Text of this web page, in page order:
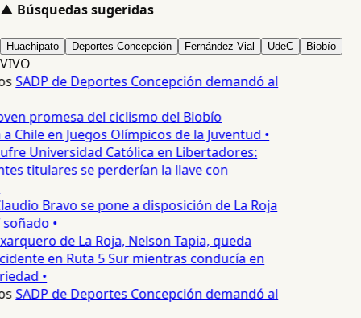
▲ Búsquedas sugeridas
Huachipato Deportes Concepción Fernández Vial UdeC Biobío
VIVO
SADP de Deportes Concepción demandó al
promesa del ciclismo del Biobío
Chile en Juegos Olímpicos de la Juventud •
Universidad Católica en Libertadores:
titulares se perderían la llave con
Bravo se pone a disposición de La Roja
•
de La Roja, Nelson Tapia, queda
en Ruta 5 Sur mientras conducía en
•
SADP de Deportes Concepción demandó al